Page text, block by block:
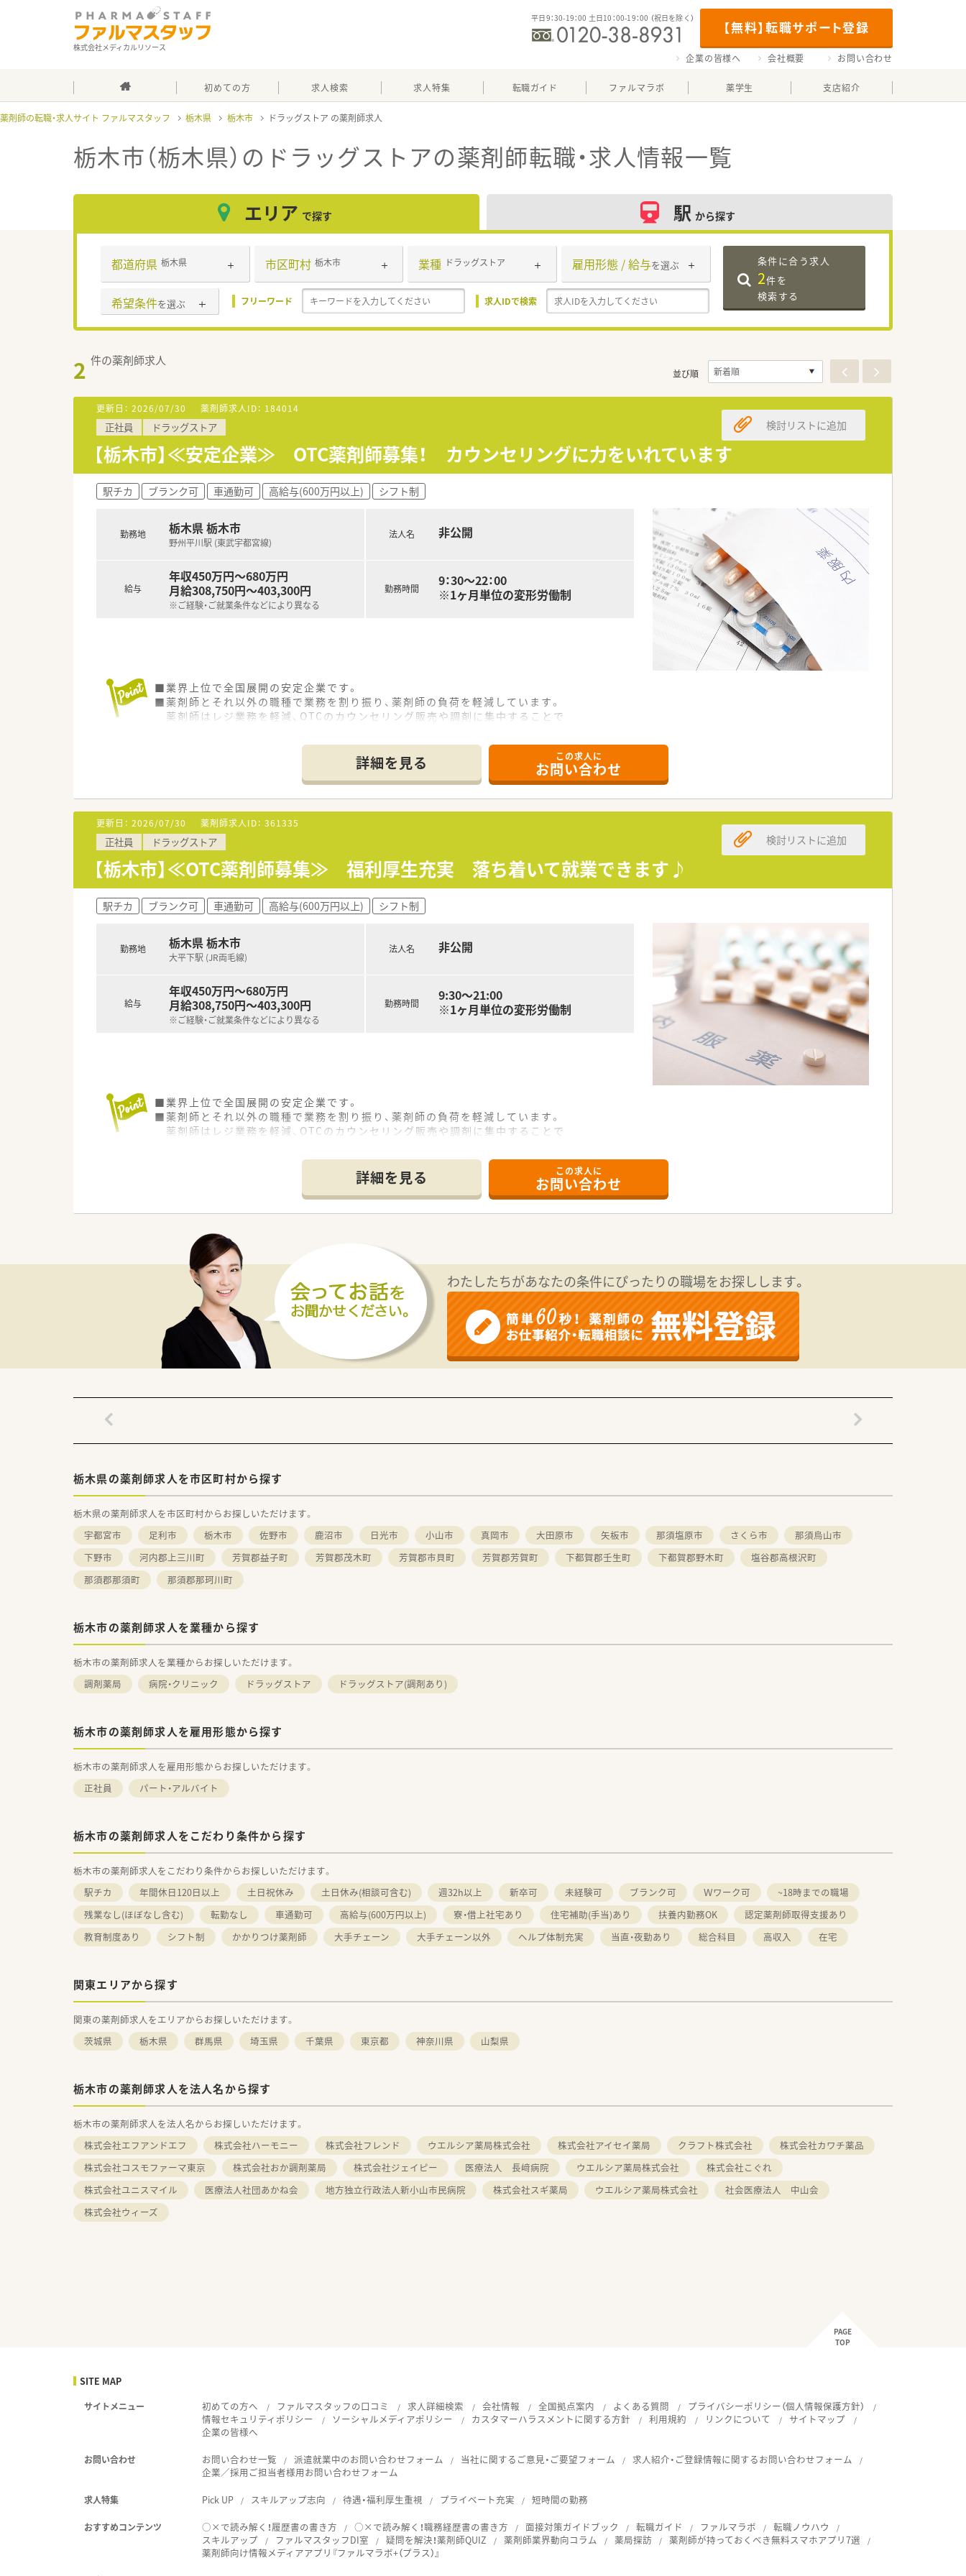
株式会社メディカルリソース
【無料】転職サポート登録
平日9：30-19：00 土日10：00-19：00 （祝日を除く）
企業の皆様へ 会社概要 お問い合わせ
初めての方 求人検索 求人特集 転職ガイド ファルマラボ 薬学生 支店紹介
薬剤師の転職・求人サイト ファルマスタッフ 栃木県 栃木市 ドラッグストア
栃木市（栃木県）のドラッグストアの薬剤師転職・求人情報一覧
エリア で探す 駅 から探す
都道府県 栃木県 市区町村 栃木市 業種 ドラッグストア 雇用形態 / 給与を選ぶ
希望条件を選ぶ フリーワード 求人IDで検索
条件に合う求人
2件を
検索する
2 件の薬剤師求人
並び順
更新日： 2026/07/30 薬剤師求人ID： 184014
正社員 ドラッグストア
【栃木市】≪安定企業≫ OTC薬剤師募集！ カウンセリングに力をいれています
検討リストに追加
駅チカ ブランク可 車通勤可 高給与(600万円以上) シフト制
勤務地 栃木県 栃木市
野州平川駅 (東武宇都宮線)
給与
年収450万円～680万円
月給308,750円～403,300円
※ご経験・ご就業条件などにより異なる
法人名 非公開
勤務時間
9：30～22：00
※1ヶ月単位の変形労働制
■業界上位で全国展開の安定企業です。
■薬剤師とそれ以外の職種で業務を割り振り、薬剤師の負荷を軽減しています。
薬剤師はレジ業務を軽減、OTCのカウンセリング販売や調剤に集中することで
詳細を見る この求人に
お問い合わせ
更新日： 2026/07/30 薬剤師求人ID： 361335
正社員 ドラッグストア
【栃木市】≪OTC薬剤師募集≫ 福利厚生充実 落ち着いて就業できます♪
検討リストに追加
駅チカ ブランク可 車通勤可 高給与(600万円以上) シフト制
勤務地 栃木県 栃木市
大平下駅 (JR両毛線)
給与
年収450万円～680万円
月給308,750円～403,300円
※ご経験・ご就業条件などにより異なる
法人名 非公開
勤務時間
9:30〜21:00
※1ヶ月単位の変形労働制
■業界上位で全国展開の安定企業です。
■薬剤師とそれ以外の職種で業務を割り振り、薬剤師の負荷を軽減しています。
薬剤師はレジ業務を軽減、OTCのカウンセリング販売や調剤に集中することで
詳細を見る この求人に
お問い合わせ
わたしたちがあなたの条件にぴったりの職場をお探しします。
栃木県の薬剤師求人を市区町村から探す
栃木県の薬剤師求人を市区町村からお探しいただけます。
宇都宮市
足利市 栃木市 佐野市 鹿沼市 日光市 小山市 真岡市 大田原市 矢板市 那須塩原市 さくら市
那須烏山市
下野市
河内郡上三川町 芳賀郡益子町 芳賀郡茂木町 芳賀郡市貝町 芳賀郡芳賀町 下都賀郡壬生町 下都賀郡野木町
塩谷郡高根沢町
那須郡那須町
那須郡那珂川町
栃木市の薬剤師求人を業種から探す
栃木市の薬剤師求人を業種からお探しいただけます。
調剤薬局
病院・クリニック ドラッグストア ドラッグストア(調剤あり)
栃木市の薬剤師求人を雇用形態から探す
栃木市の薬剤師求人を雇用形態からお探しいただけます。
正社員
パート・アルバイト
栃木市の薬剤師求人をこだわり条件から探す
栃木市の薬剤師求人をこだわり条件からお探しいただけます。
駅チカ
年間休日120日以上 土日祝休み 土日休み(相談可含む) 週32h以上 新卒可 未経験可 ブランク可 Ｗワーク可
~18時までの職場
残業なし(ほぼなし含む)
転勤なし 車通勤可 高給与(600万円以上) 寮・借上社宅あり 住宅補助(手当)あり 扶養内勤務OK
認定薬剤師取得支援あり
教育制度あり
シフト制 かかりつけ薬剤師 大手チェーン 大手チェーン以外 ヘルプ体制充実 当直・夜勤あり 総合科目 高収入 在宅
関東エリアから探す
関東の薬剤師求人をエリアからお探しいただけます。
茨城県
栃木県 群馬県 埼玉県 千葉県 東京都 神奈川県 山梨県
栃木市の薬剤師求人を法人名から探す
栃木市の薬剤師求人を法人名からお探しいただけます。
株式会社エフアンドエフ
株式会社ハーモニー 株式会社フレンド ウエルシア薬局株式会社 株式会社アイセイ薬局 クラフト株式会社
株式会社カワチ薬品
株式会社コスモファーマ東京
株式会社おか調剤薬局 株式会社ジェイピー 医療法人 長﨑病院 ウエルシア薬局株式会社
株式会社こぐれ
株式会社ユニスマイル
医療法人社団あかね会 地方独立行政法人新小山市民病院 株式会社スギ薬局 ウエルシア薬局株式会社
社会医療法人 中山会
株式会社ウィーズ
PAGE
TOP
SITE MAP
サイトメニュー 初めての方へ ファルマスタッフの口コミ 求人詳細検索 会社情報 全国拠点案内 よくある質問
プライバシーポリシー（個人情報保護方針）
情報セキュリティポリシー
ソーシャルメディアポリシー カスタマーハラスメントに関する方針 利用規約 リンクについて
サイトマップ
企業の皆様へ
お問い合わせ お問い合わせ一覧 派遣就業中のお問い合わせフォーム 当社に関するご意見・ご要望フォーム
求人紹介・ご登録情報に関するお問い合わせフォーム
企業／採用ご担当者様用お問い合わせフォーム
求人特集 Pick UP スキルアップ志向 待遇・福利厚生重視 プライベート充実 短時間の勤務
おすすめコンテンツ ○×で読み解く！履歴書の書き方 ○×で読み解く！職務経歴書の書き方 面接対策ガイドブック 転職ガイド ファルマラボ
転職ノウハウ
スキルアップ
ファルマスタッフDI室 疑問を解決！薬剤師QUIZ 薬剤師業界動向コラム 薬局探訪
薬剤師が持っておくべき無料スマホアプリ7選
薬剤師向け情報メディアアプリ『ファルマラボ+（プラス）』